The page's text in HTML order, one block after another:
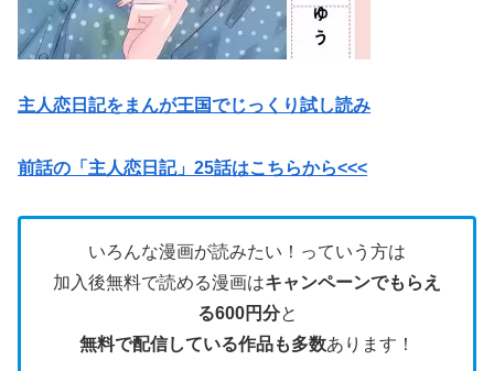
主人恋日記をまんが王国でじっくり試し読み
前話の「主人恋日記」25話はこちらから<<<
いろんな漫画が読みたい！っていう方は
加入後無料で読める漫画はキャンペーンでもらえ
る600円分と
無料で配信している作品も多数あります！